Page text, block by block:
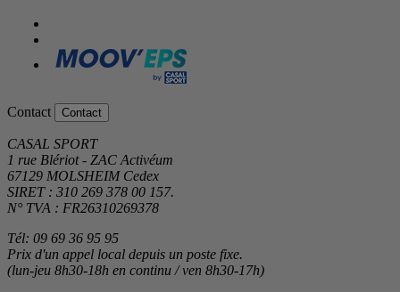
Contact Contact
CASAL SPORT
1 rue Blériot - ZAC Activéum
67129 MOLSHEIM Cedex
SIRET : 310 269 378 00 157.
N° TVA : FR26310269378
Tél: 09 69 36 95 95
Prix d'un appel local depuis un poste fixe.
(lun-jeu 8h30-18h en continu / ven 8h30-17h)